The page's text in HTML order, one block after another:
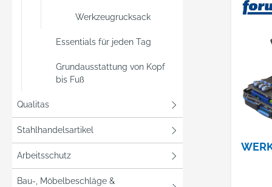
Werkzeugrucksack
Essentials für jeden Tag
Grundausstattung von Kopf
bis Fuß
Qualitas
Stahlhandelsartikel
Arbeitsschutz
Bau-, Möbelbeschläge &